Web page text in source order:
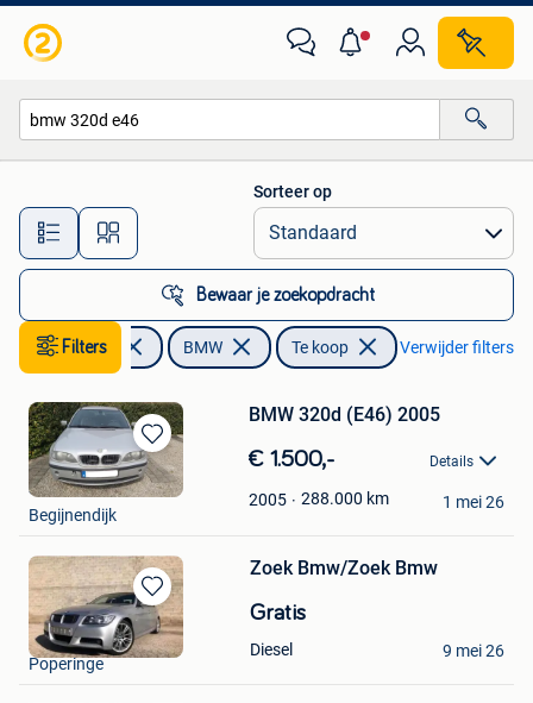
Alle afstanden…
Sorteer op
Bewaar je zoekopdracht
Filters
Auto's BMW Te koop Verwijder filters
Bewaren
in
Mijn
BMW 320d (E46) 2005
€ 1.500,- Details
2005 288.000 km
Steven
Begijnendijk
1 mei 26
Bewaren
in
Mijn
Zoek Bmw/Zoek Bmw
Gratis
Diesel
Samuel
Poperinge
9 mei 26